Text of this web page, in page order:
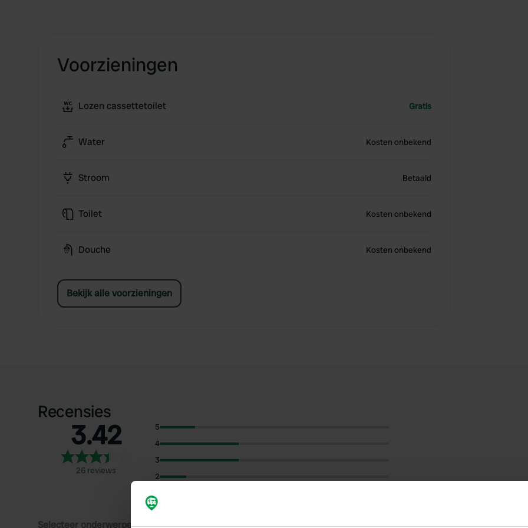
Voorzieningen
Lozen cassettetoilet Gratis
Water Kosten onbekend
Stroom Betaald
Toilet Kosten onbekend
Douche Kosten onbekend
Bekijk alle voorzieningen
Recensies
3.42
26 reviews
5
4
3
2
Selecteer onderwerpen om recensies over te lezen: